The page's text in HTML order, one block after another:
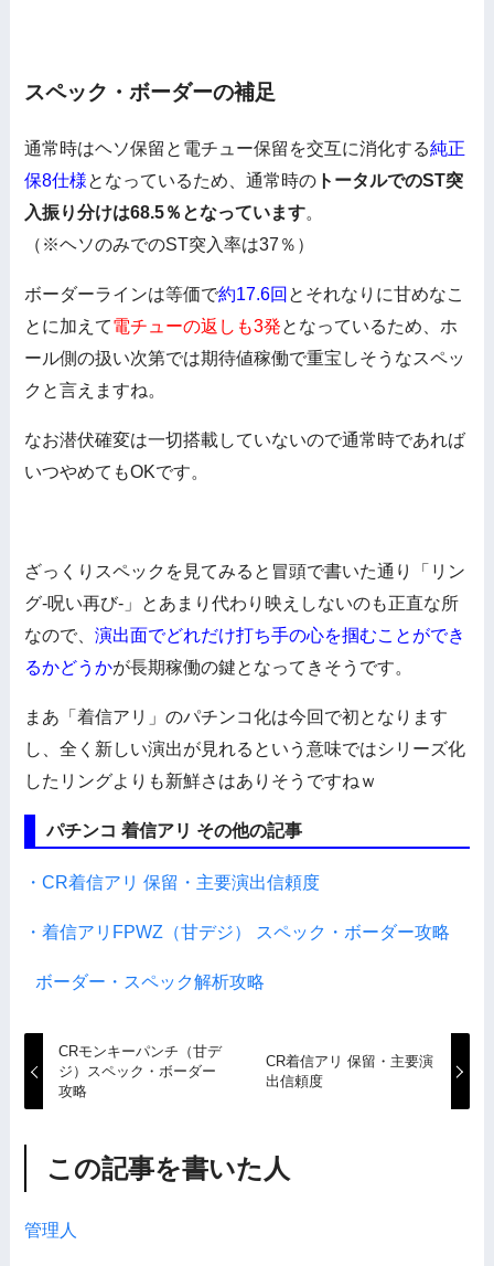
スペック・ボーダーの補足
通常時はヘソ保留と電チュー保留を交互に消化する純正
保8仕様となっているため、通常時の トータルでのST突
入振り分けは68.5％となっています。
（※ヘソのみでのST突入率は37％）
ボーダーラインは等価で約17.6回 とそれなりに甘めなこ
とに加えて電チューの返しも3発となっているため、ホ
ール側の扱い次第では期待値稼働で重宝しそうなスペッ
クと言えますね。
なお潜伏確変は一切搭載していないので通常時であれば
いつやめてもOKです。
ざっくりスペックを見てみると冒頭で書いた通り「リン
グ-呪い再び-」とあまり代わり映えしないのも正直な所
なので、演出面でどれだけ打ち手の心を掴むことができ
るかどうかが長期稼働の鍵となってきそうです。
まあ「着信アリ」のパチンコ化は今回で初となります
し、全く新しい演出が見れるという意味ではシリーズ化
したリングよりも新鮮さはありそうですねｗ
パチンコ 着信アリ その他の記事
・CR着信アリ 保留・主要演出信頼度
・着信アリFPWZ（甘デジ） スペック・ボーダー攻略
ボーダー・スペック解析攻略
CRモンキーパンチ（甘デ
ジ）スペック・ボーダー
攻略
CR着信アリ 保留・主要演
出信頼度
この記事を書いた人
管理人